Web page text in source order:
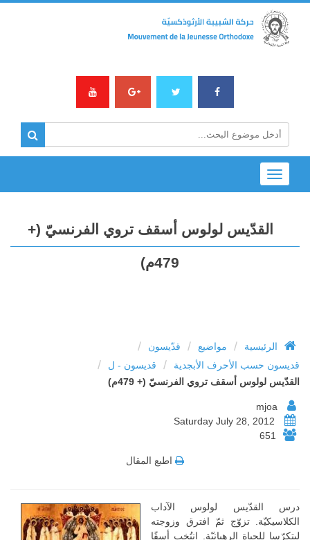
Toggle
navigation
القدّيس لولوس أسقف تروي الفرنسيّ (+
479م)
الرئيسية / مواضيع / قدّيسون /
قديسون حسب الأحرف الأبجدية / قديسون - ل /
القدّيس لولوس أسقف تروي الفرنسيّ (+ 479م)
651
اطبع المقال
درس القدّيس لولوس الآداب
الكلاسيكيّة. تزوّج ثمّ افترق وزوجته
ليتكرّسا للحياة الرهبانيّة. انتُخب أسقًا